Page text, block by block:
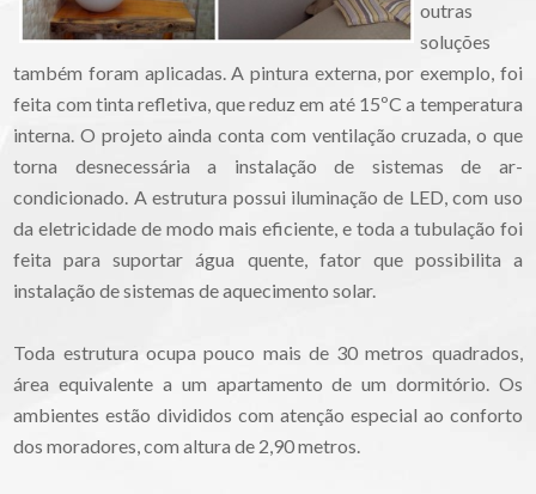
outras
soluções
também foram aplicadas. A pintura externa, por exemplo, foi
feita com tinta refletiva, que reduz em até 15ºC a temperatura
interna. O projeto ainda conta com ventilação cruzada, o que
torna desnecessária a instalação de sistemas de ar-
condicionado. A estrutura possui iluminação de LED, com uso
da eletricidade de modo mais eficiente, e toda a tubulação foi
feita para suportar água quente, fator que possibilita a
instalação de sistemas de aquecimento solar.
Toda estrutura ocupa pouco mais de 30 metros quadrados,
área equivalente a um apartamento de um dormitório. Os
ambientes estão divididos com atenção especial ao conforto
dos moradores, com altura de 2,90 metros.